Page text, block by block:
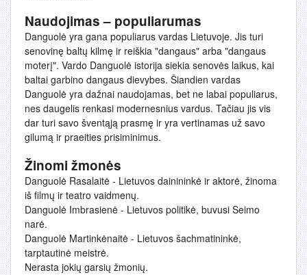
Naudojimas – populiarumas
Danguolė yra gana populiarus vardas Lietuvoje. Jis turi
senovinę baltų kilmę ir reiškia "dangaus" arba "dangaus
moterį". Vardo Danguolė istorija siekia senovės laikus, kai
baltai garbino dangaus dievybes. Šiandien vardas
Danguolė yra dažnai naudojamas, bet ne labai populiarus,
nes daugelis renkasi modernesnius vardus. Tačiau jis vis
dar turi savo šventąją prasmę ir yra vertinamas už savo
gilumą ir praeities prisiminimus.
Žinomi žmonės
Danguolė Rasalaitė - Lietuvos dainininkė ir aktorė, žinoma
iš filmų ir teatro vaidmenų.
Danguolė Imbrasienė - Lietuvos politikė, buvusi Seimo
narė.
Danguolė Martinkėnaitė - Lietuvos šachmatininkė,
tarptautinė meistrė.
Nerasta jokių garsių žmonių.